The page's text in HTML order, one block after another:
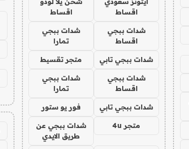
اقساط
اقساط
شدات ببجي
اقساط
شدات ببجي
تمارا
شدات ببجي تابي متجر تقسيط
شدات ببجي
اقساط
شدات ببجي
تمارا
شدات ببجي تابي فور يو ستور
متجر 4u
شدات ببجي عن
طريق الايدي